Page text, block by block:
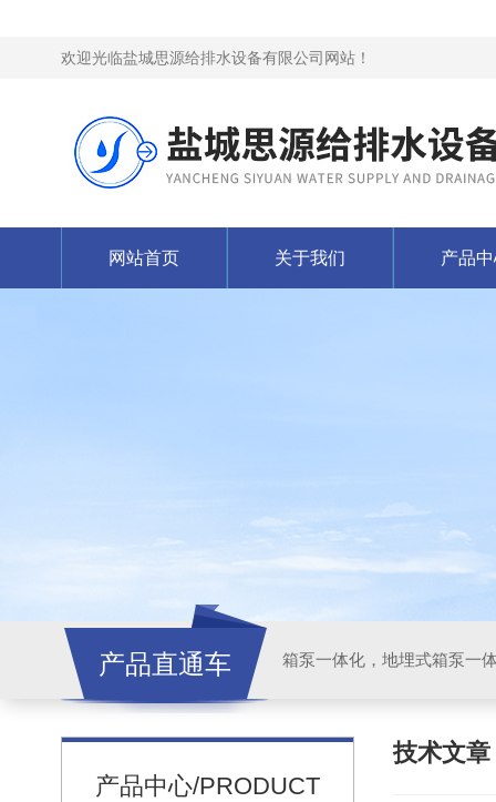
欢迎光临盐城思源给排水设备有限公司网站！
网站首页 关于我们 产品
产品直通车
产品中心/PRODUCT
技术文章